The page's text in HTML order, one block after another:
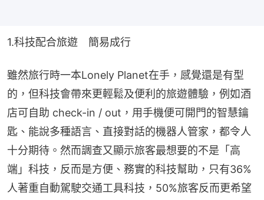
1.科技配合旅遊　簡易成行
雖然旅行時一本Lonely Planet在手，感覺還是有型
的，但科技會帶來更輕鬆及便利的旅遊體驗，例如酒
店可自助 check-in / out，用手機便可開門的智慧鑰
匙、能說多種語言、直接對話的機器人管家，都令人
十分期待。然而調查又顯示旅客最想要的不是「高
端」科技，反而是方便、務實的科技幫助，只有36%
人著重自動駕駛交通工具科技，50%旅客反而更希望